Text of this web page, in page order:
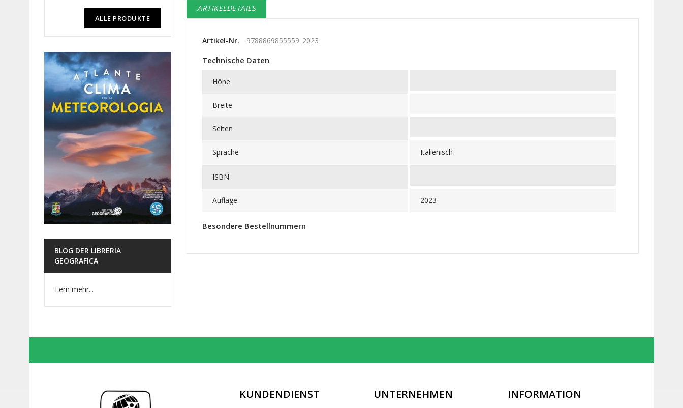
ALLE PRODUKTE
BLOG DER LIBRERIA
GEOGRAFICA
Lern mehr...
ARTIKELDETAILS
Artikel-Nr. 9788869855559_2023
Technische Daten
Höhe
Breite
Seiten
Sprache Italienisch
ISBN
Auflage 2023
Besondere Bestellnummern
KUNDENDIENST UNTERNEHMEN INFORMATION